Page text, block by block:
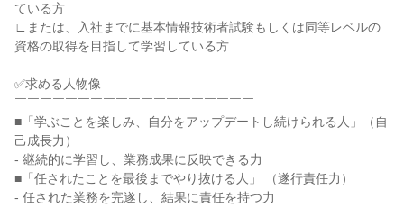
ている方
∟または、入社までに基本情報技術者試験もしくは同等レベルの
資格の取得を目指して学習している方
✅求める人物像
￣￣￣￣￣￣￣￣￣￣￣￣￣￣￣￣￣￣￣
■「学ぶことを楽しみ、自分をアップデートし続けられる人」（自
己成長力）
‐ 継続的に学習し、業務成果に反映できる力
■「任されたことを最後までやり抜ける人」 （遂行責任力）
‐ 任された業務を完遂し、結果に責任を持つ力